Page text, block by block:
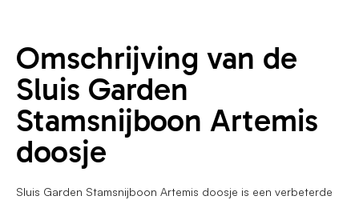
Omschrijving van de
Sluis Garden
Stamsnijboon Artemis
doosje
Sluis Garden Stamsnijboon Artemis doosje is een verbeterde